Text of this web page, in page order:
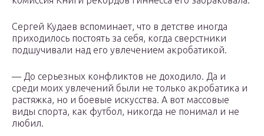
Сергей Кудаев вспоминает, что в детстве иногда
приходилось постоять за себя, когда сверстники
подшучивали над его увлечением акробатикой.
— До серьезных конфликтов не доходило. Да и
среди моих увлечений были не только акробатика и
растяжка, но и боевые искусства. А вот массовые
виды спорта, как футбол, никогда не понимал и не
любил.